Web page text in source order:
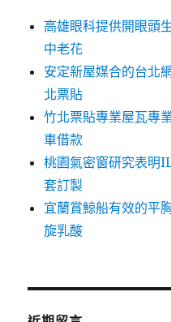
高雄眼科提供開眼頭
中老花
安定新屋媒合的台北
北票貼
竹北票貼專業屋瓦專
車借款
桃園氣密窗研究表明
套訂製
宜蘭賞鯨船有效的平
旋乳酸